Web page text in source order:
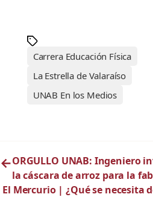
Carrera Educación Física
La Estrella de Valaraíso
UNAB En los Medios
←ORGULLO UNAB: Ingeniero
la cáscara de arroz para la
El Mercurio | ¿Qué se necesita